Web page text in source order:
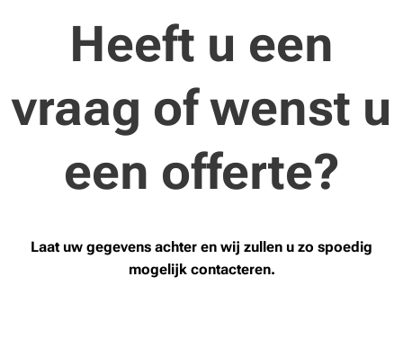
Heeft u een
vraag of wenst u
een offerte?
Laat uw gegevens achter en wij zullen u zo spoedig
mogelijk contacteren.